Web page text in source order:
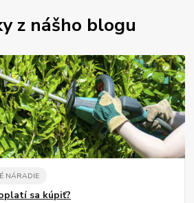
z nášho blogu
NÁRADIE
sa kúpiť?